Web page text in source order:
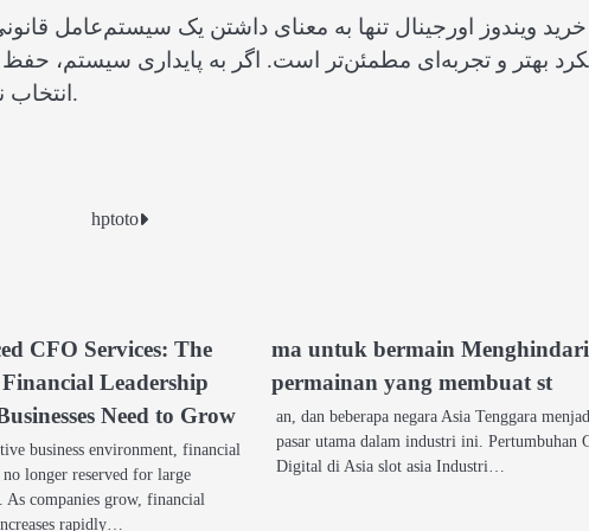
خرید ویندوز اورجینال تنها به معنای داشتن یک سیستم‌عامل
بهتر و تجربه‌ای مطمئن‌تر است. اگر به پایداری سیستم،
انتخاب نسخه اصلی ویندوز تصمیمی هوشمندانه خواهد بود.
hptoto
CFO Services: The
Leadership
Need to Grow
business environment, financial
no longer reserved for large
As companies grow, financial
rapidly…
ma untuk bermain Menghindari
permainan yang membuat st
an, dan beberapa negara Asia Tenggara
pasar utama dalam industri ini. Pertumbuhan
Digital di Asia slot asia Industri…